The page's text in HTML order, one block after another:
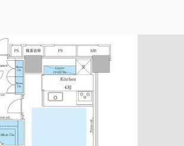
採用情報
ニュースリリース
お問い合わせ
駅・沿線から探す
地図から探す
キーワードから探す
新着情報から探す
当社
住まいのコラム
RESIDENT FIRST
MEMBERS登録
MEMBERS登録
ご入居・提携サービス
お部屋探しからご契約まで
よくあるご質問